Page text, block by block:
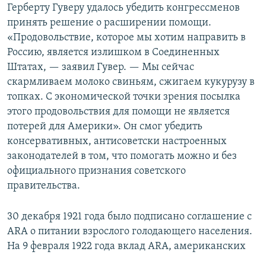
Герберту Гуверу удалось убедить конгрессменов
принять решение о расширении помощи.
«Продовольствие, которое мы хотим направить в
Россию, является излишком в Соединенных
Штатах, — заявил Гувер. — Мы сейчас
скармливаем молоко свиньям, сжигаем кукурузу в
топках. С экономической точки зрения посылка
этого продовольствия для помощи не является
потерей для Америки». Он смог убедить
консервативных, антисоветски настроенных
законодателей в том, что помогать можно и без
официального признания советского
правительства.
30 декабря 1921 года было подписано соглашение с
АRА о питании взрослого голодающего населения.
На 9 февраля 1922 года вклад АRА, американских